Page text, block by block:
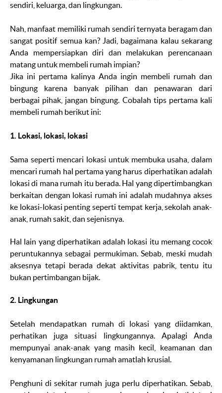
sendiri, keluarga, dan lingkungan.
Nah, manfaat memiliki rumah sendiri ternyata beragam dan
sangat positif semua kan? Jadi, bagaimana kalau sekarang
Anda mempersiapkan diri dan melakukan perencanaan
matang untuk membeli rumah impian?
Jika ini pertama kalinya Anda ingin membeli rumah dan
bingung karena banyak pilihan dan penawaran dari
berbagai pihak, jangan bingung. Cobalah tips pertama kali
membeli rumah berikut ini:
1. Lokasi, lokasi, lokasi
Sama seperti mencari lokasi untuk membuka usaha, dalam
mencari rumah hal pertama yang harus diperhatikan adalah
lokasi di mana rumah itu berada. Hal yang dipertimbangkan
berkaitan dengan lokasi rumah ini adalah mudahnya akses
ke lokasi-lokasi penting seperti tempat kerja, sekolah anak-
anak, rumah sakit, dan sejenisnya.
Hal lain yang diperhatikan adalah lokasi itu memang cocok
peruntukannya sebagai permukiman. Sebab, meski mudah
aksesnya tetapi berada dekat aktivitas pabrik, tentu itu
bukan pertimbangan bijak.
2. Lingkungan
Setelah mendapatkan rumah di lokasi yang diidamkan,
perhatikan juga situasi lingkungannya. Apalagi Anda
mempunyai anak-anak yang masih kecil, keamanan dan
kenyamanan lingkungan rumah amatlah krusial.
Penghuni di sekitar rumah juga perlu diperhatikan. Sebab,